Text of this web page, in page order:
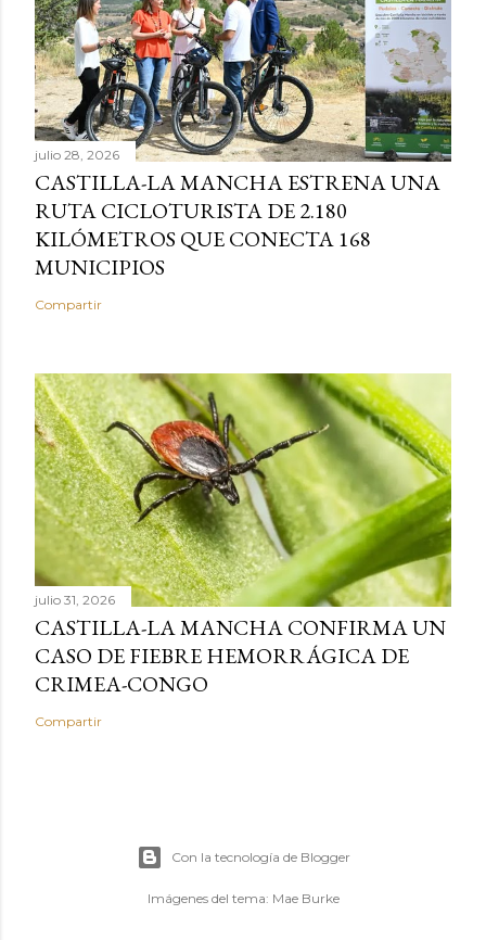
julio 28, 2026
CASTILLA-LA MANCHA ESTRENA UNA
RUTA CICLOTURISTA DE 2.180
KILÓMETROS QUE CONECTA 168
MUNICIPIOS
Compartir
julio 31, 2026
CASTILLA-LA MANCHA CONFIRMA UN
CASO DE FIEBRE HEMORRÁGICA DE
CRIMEA-CONGO
Compartir
Con la tecnología de Blogger
Imágenes del tema: Mae Burke